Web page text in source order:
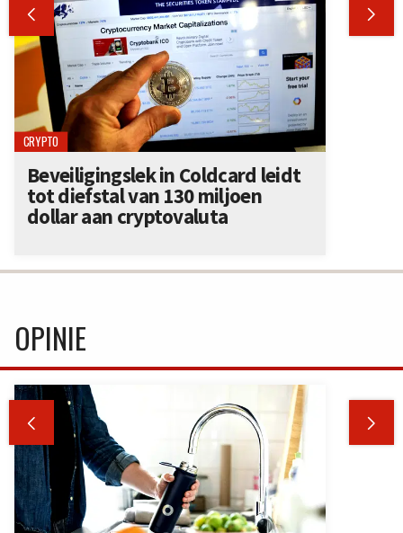
 
CRYPTO
Beveiligingslek in Coldcard leidt
tot diefstal van 130 miljoen
dollar aan cryptovaluta
OPINIE
 